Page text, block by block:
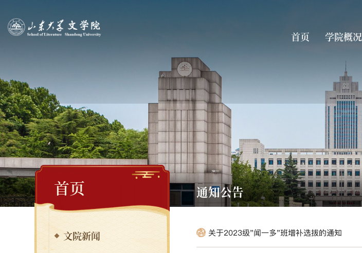
首页 学院概况
首页
文院新闻
通知公告
关于2023级"闻一多"班增补选拔的通知